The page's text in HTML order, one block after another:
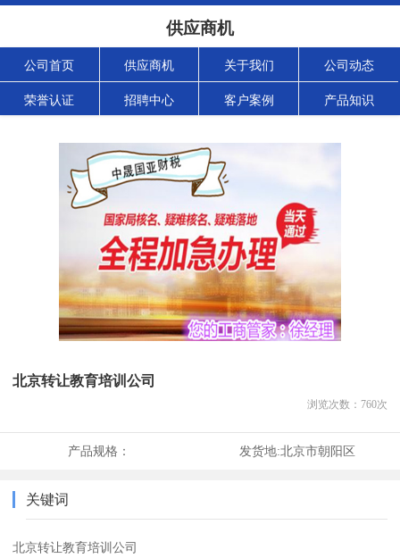
供应商机
公司首页 供应商机 关于我们 公司动态
荣誉认证 招聘中心 客户案例 产品知识
北京转让教育培训公司
浏览次数： 760次
产品规格： 发货地:北京市朝阳区
关键词
北京转让教育培训公司